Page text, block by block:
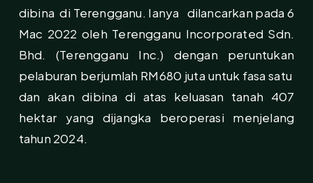
dibina di Terengganu. Ianya dilancarkan pada 6
Mac 2022 oleh Terengganu Incorporated Sdn.
Bhd. (Terengganu Inc.) dengan peruntukan
pelaburan berjumlah RM680 juta untuk fasa satu
dan akan dibina di atas keluasan tanah 407
hektar yang dijangka beroperasi menjelang
tahun 2024.